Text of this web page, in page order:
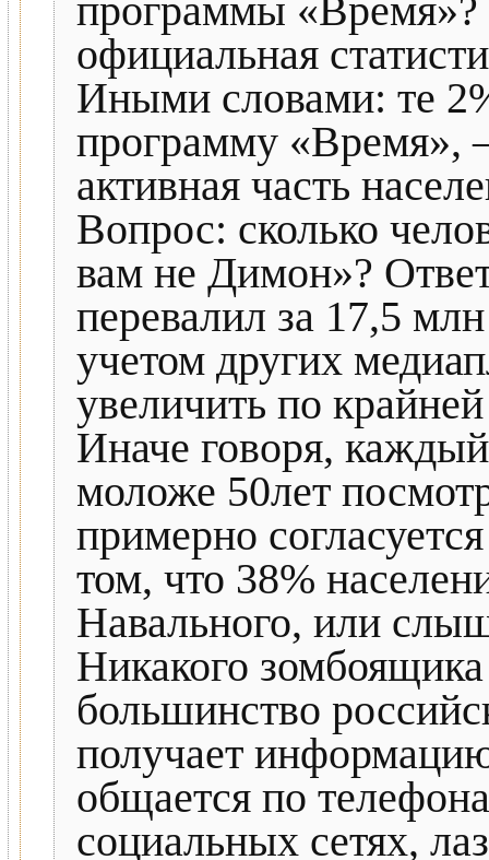
программы «Время»?
официальная
Иными словами: те
программу «Время»,
активная часть
Вопрос: сколько
вам не Димон»?
перевалил за 17,5
учетом других
увеличить по
Иначе говоря,
моложе 50лет
примерно
том, что 38%
Навального, или
Никакого
большинство
получает
общается по
социальных сетях,